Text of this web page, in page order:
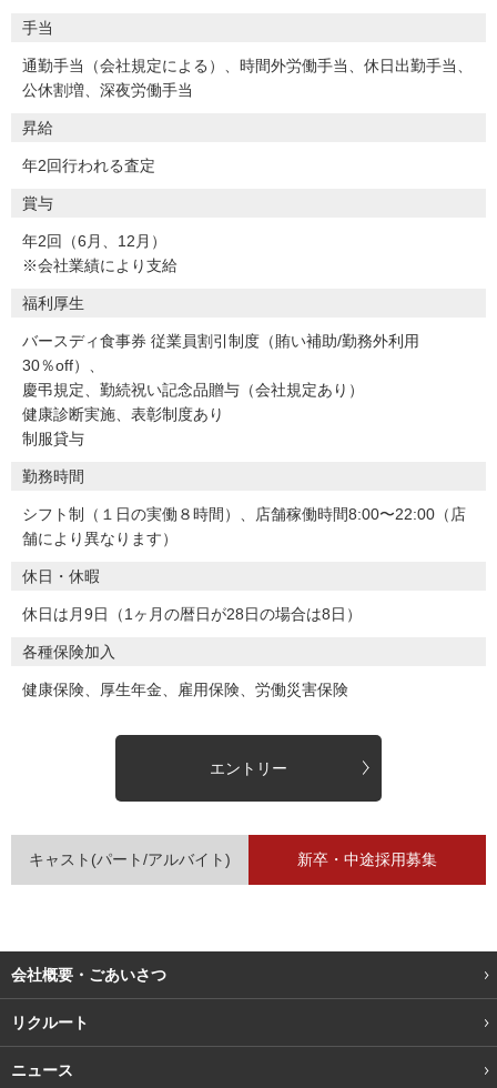
手当
通勤手当（会社規定による）、時間外労働手当、休日出勤手当、
公休割増、深夜労働手当
昇給
年2回行われる査定
賞与
年2回（6月、12月）
※会社業績により支給
福利厚生
バースディ食事券 従業員割引制度（賄い補助/勤務外利用
30％off）、
慶弔規定、勤続祝い記念品贈与（会社規定あり）
健康診断実施、表彰制度あり
制服貸与
勤務時間
シフト制（１日の実働８時間）、店舗稼働時間8:00〜22:00（店
舗により異なります）
休日・休暇
休日は月9日（1ヶ月の暦日が28日の場合は8日）
各種保険加入
健康保険、厚生年金、雇用保険、労働災害保険
エントリー
キャスト(パート/アルバイト) 新卒・中途採用募集
会社概要・ごあいさつ
リクルート
ニュース